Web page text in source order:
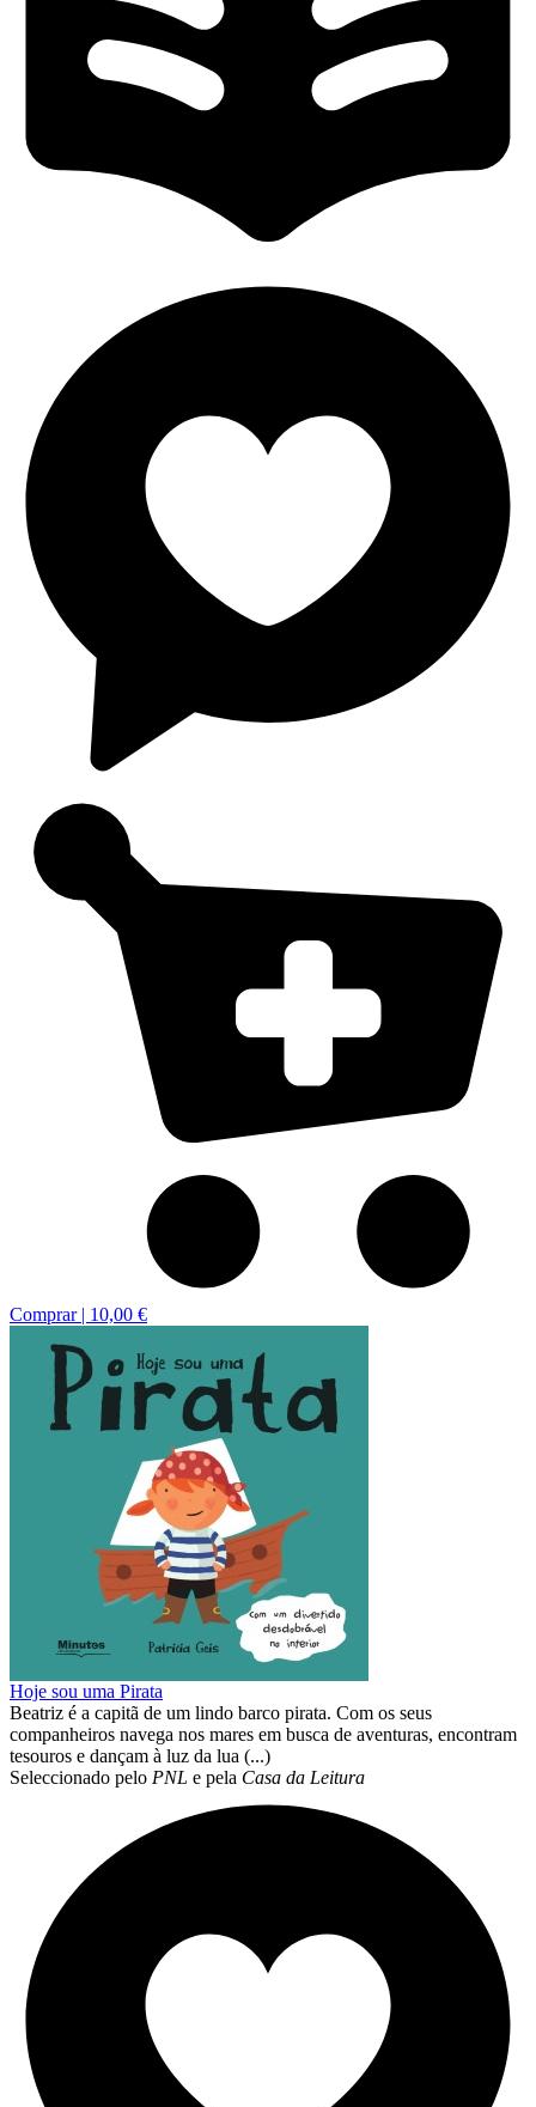
Comprar | 10,00 €
Hoje sou uma Pirata
Beatriz é a capitã de um lindo barco pirata. Com os seus
companheiros navega nos mares em busca de aventuras, encontram
tesouros e dançam à luz da lua (...)
Seleccionado pelo PNL e pela Casa da Leitura